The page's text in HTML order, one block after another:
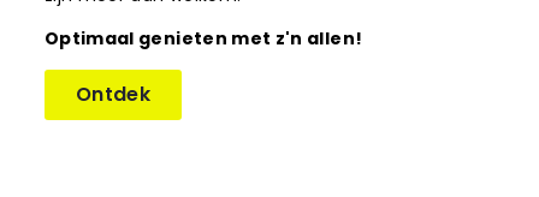
Optimaal genieten met z'n allen!
Ontdek